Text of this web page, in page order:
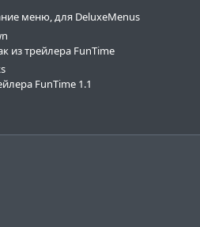
меню, для DeluxeMenus
из трейлера FunTime
FunTime 1.1